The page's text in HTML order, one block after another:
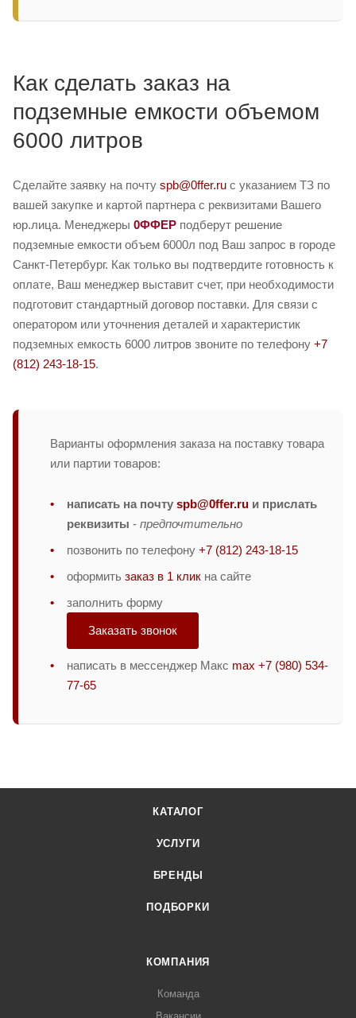
Как сделать заказ на
подземные емкости объемом
6000 литров
Сделайте заявку на почту spb@0ffer.ru с указанием ТЗ по
вашей закупке и картой партнера с реквизитами Вашего
юр.лица. Менеджеры 0ФФЕР подберут решение
подземные емкости объем 6000л под Ваш запрос в городе
Санкт-Петербург. Как только вы подтвердите готовность к
оплате, Ваш менеджер выставит счет, при необходимости
подготовит стандартный договор поставки. Для связи с
оператором или уточнения деталей и характеристик
подземных емкость 6000 литров звоните по телефону +7
(812) 243-18-15.
Варианты оформления заказа на поставку товара
или партии товаров:
написать на почту spb@0ffer.ru и прислать
реквизиты - предпочтительно
позвонить по телефону +7 (812) 243-18-15
оформить заказ в 1 клик на сайте
заполнить форму
Заказать звонок
написать в мессенджер Макс max +7 (980) 534-
77-65
КАТАЛОГ
УСЛУГИ
БРЕНДЫ
ПОДБОРКИ
КОМПАНИЯ
Команда